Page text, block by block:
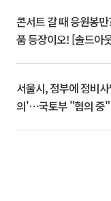
콘서트 갈 때 응원봉
품 등장이오! [솔드아
서울시, 정부에 정비
의'⋯국토부 "협의 중"